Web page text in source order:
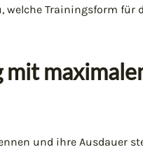
Trainingsform für
mit
und ihre Ausdauer